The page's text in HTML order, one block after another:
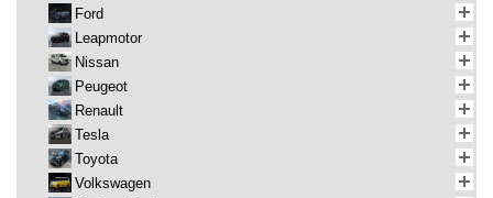
Ford
Leapmotor
Nissan
Peugeot
Renault
Tesla
Toyota
Volkswagen